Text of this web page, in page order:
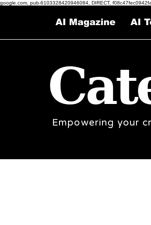
google.com, pub-6103328420946084, DIRECT,
AI Magazine AI
Empowering your